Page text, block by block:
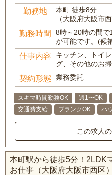
勤務地
本町 徒歩8分
（大阪府大阪市
勤務時間
8時～20時の間で
が可能です。(候
仕事内容
キッチン、トイ
グ、その他のお
契約形態 業務委託
スキマ時間勤務OK 週1〜OK
交通費支給
ブランクOK ハ
この求人
本町駅から徒歩5分！2LDK
お仕事（大阪府大阪市西区）